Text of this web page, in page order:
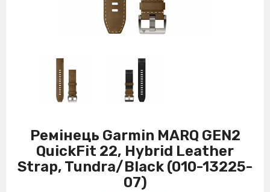
Ремінець Garmin MARQ GEN2
QuickFit 22, Hybrid Leather
Strap, Tundra/Black (010-13225-
07)